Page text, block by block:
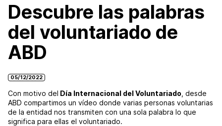
Descubre las palabras
del voluntariado de
ABD
05/12/2022
Con motivo del Día Internacional del Voluntariado , desde
ABD compartimos un vídeo donde varias personas voluntarias
de la entidad nos transmiten con una sola palabra lo que
significa para ellas el voluntariado.